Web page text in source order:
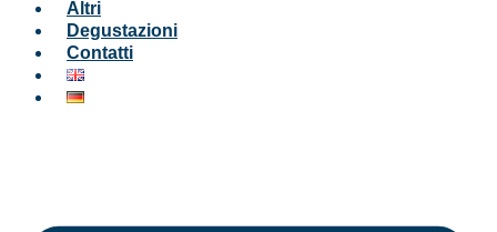
Altri
Degustazioni
Contatti